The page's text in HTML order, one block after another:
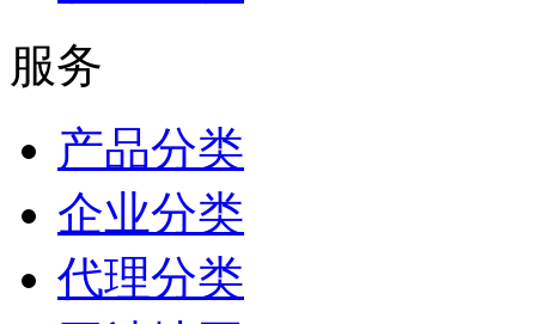
服务
产品分类
企业分类
代理分类